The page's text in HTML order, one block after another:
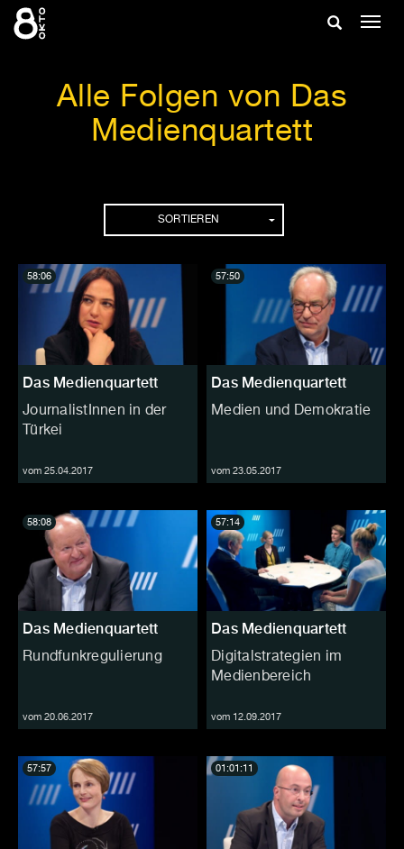
Zum
Inhalt
Suche
Alle Folgen von Das
Medienquartett
SORTIEREN
Das Medienquartett
JournalistInnen in der
Türkei
vom 25.04.2017
58:06
Das Medienquartett
Medien und Demokratie
vom 23.05.2017
57:50
Das Medienquartett
Rundfunkregulierung
vom 20.06.2017
58:08
Das Medienquartett
Digitalstrategien im
Medienbereich
vom 12.09.2017
57:14
57:57 01:01:11